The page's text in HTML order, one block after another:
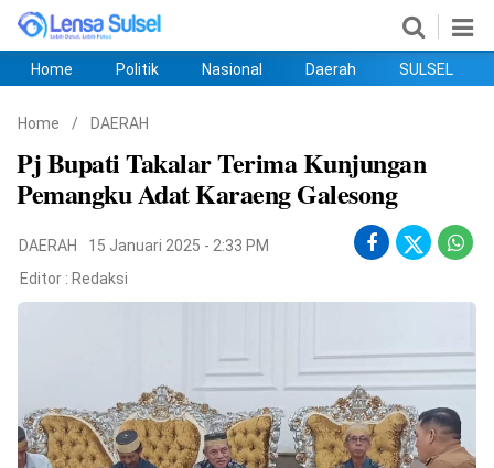
2026
lensasulsel.com
.
All
Home Politik Nasional Daerah SULSEL
Home / DAERAH
Pj Bupati Takalar Terima Kunjungan
Pemangku Adat Karaeng Galesong
DAERAH
15 Januari 2025 - 2:33 PM
Editor : Redaksi